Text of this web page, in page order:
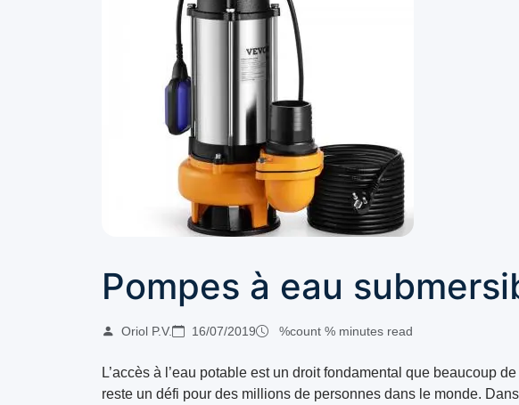
Pompes à eau
Oriol P.V. 16/07/2019 %count % minutes read
L’accès à l’eau potable est un droit fondamental que beaucoup
reste un défi pour des millions de personnes dans le monde.